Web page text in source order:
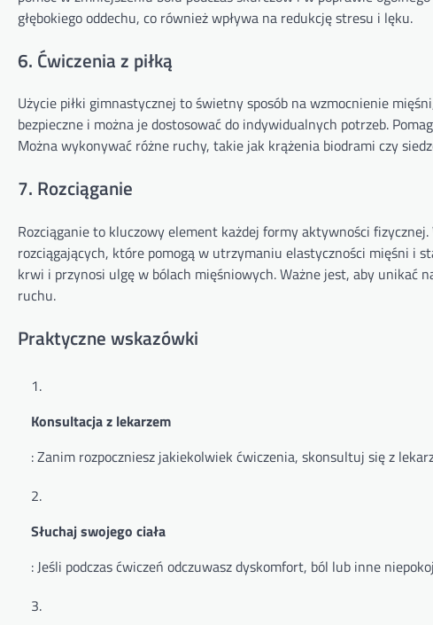
głębokiego oddechu, co również wpływa na redukcję stresu i lęku.
6. Ćwiczenia z piłką
Użycie piłki gimnastycznej to świetny sposób na wzmocnienie
bezpieczne i można je dostosować do indywidualnych potrzeb.
Można wykonywać różne ruchy, takie jak krążenia biodrami czy
7. Rozciąganie
Rozciąganie to kluczowy element każdej formy aktywności
rozciągających, które pomogą w utrzymaniu elastyczności mięśni i
krwi i przynosi ulgę w bólach mięśniowych. Ważne jest, aby unikać
ruchu.
Praktyczne wskazówki
Konsultacja z lekarzem
: Zanim rozpoczniesz jakiekolwiek ćwiczenia, skonsultuj się z
Słuchaj swojego ciała
: Jeśli podczas ćwiczeń odczuwasz dyskomfort, ból lub inne